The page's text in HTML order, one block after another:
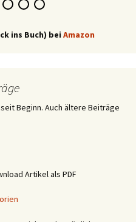
ins Buch) bei Amazon
Beginn. Auch ältere Beiträge
Artikel als PDF